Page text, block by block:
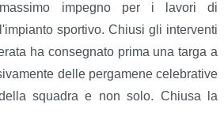
impegno per i lavori di
sportivo. Chiusi gli interventi
ha consegnato prima una targa a
delle pergamene celebrative
squadra e non solo. Chiusa la